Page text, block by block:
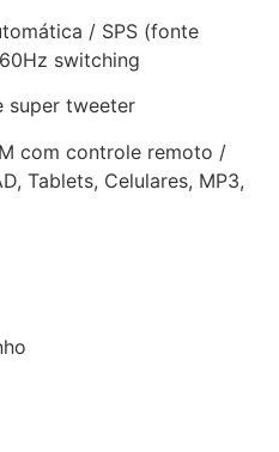
/ SPS (fonte
switching
super tweeter
com controle remoto /
Tablets, Celulares, MP3,